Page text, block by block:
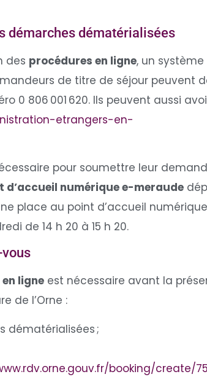
démarches dématérialisées
des procédures en ligne, un système
de titre de séjour peuvent
0 806 001 620. Ils peuvent aussi
etrangers-en-
pour soumettre leur
d’accueil numérique e-meraude
place au point d’accueil
de 14 h 20 à 15 h 20.
ligne est nécessaire avant la
de l’Orne :
dématérialisées ;
booking/create/